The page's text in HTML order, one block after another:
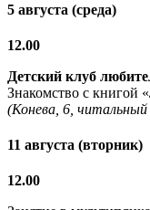
5 августа (среда)
12.00
Детский клуб
Знакомство с книгой «
(Конева, 6, читальный
11 августа (вторник)
12.00